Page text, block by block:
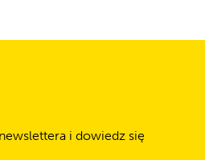
i dowiedz się